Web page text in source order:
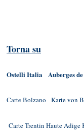
Torna su
Ostelli Italia Auberges
Carte Bolzano Karte von
Carte Trentin Haute Adige